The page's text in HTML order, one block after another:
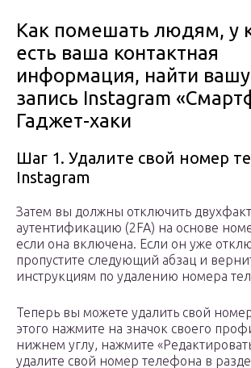
Как помешать людям, у
есть ваша контактная
информация, найти
запись Instagram
Гаджет-хаки
Шаг 1. Удалите свой номер
Instagram
Затем вы должны отключить
аутентификацию (2FA) на основе
если она включена. Если он уже
пропустите следующий абзац и
инструкциям по удалению номера
Теперь вы можете удалить свой
этого нажмите на значок своего
нижнем углу, нажмите
удалите свой номер телефона в